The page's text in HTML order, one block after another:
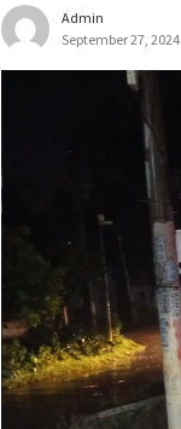
Admin
September 27, 2024